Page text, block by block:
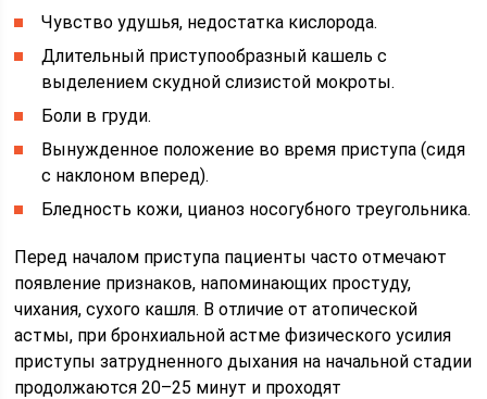
Чувство удушья, недостатка кислорода.
Длительный приступообразный кашель с
выделением скудной слизистой мокроты.
Боли в груди.
Вынужденное положение во время приступа (сидя
с наклоном вперед).
Бледность кожи, цианоз носогубного треугольника.
Перед началом приступа пациенты часто отмечают
появление признаков, напоминающих простуду,
чихания, сухого кашля. В отличие от атопической
астмы, при бронхиальной астме физического усилия
приступы затрудненного дыхания на начальной стадии
продолжаются 20–25 минут и проходят